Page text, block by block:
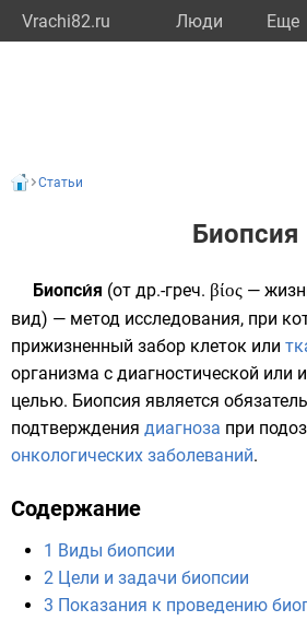
Vrachi82.ru Люди Eще
Статьи
Биопсия
Биопси́я (от др.-греч. βίος —
вид) — метод исследования, при
прижизненный забор клеток или
организма с диагностической или
целью. Биопсия является
подтверждения диагноза при
онкологических заболеваний.
Содержание
1 Виды биопсии
2 Цели и задачи биопсии
3 Показания к проведению